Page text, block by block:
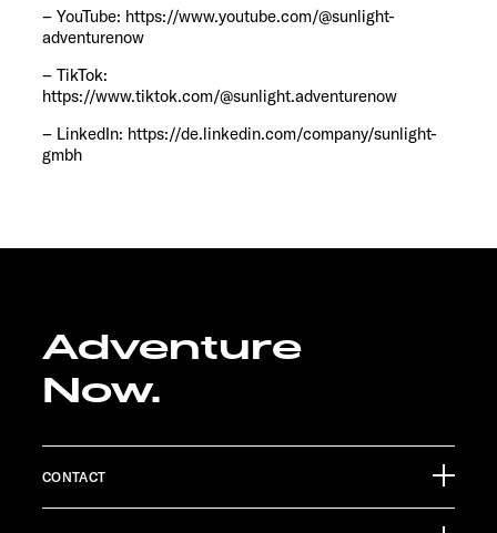
– YouTube: https://www.youtube.com/@sunlight-
adventurenow
– TikTok:
https://www.tiktok.com/@sunlight.adventurenow
– LinkedIn: https://de.linkedin.com/company/sunlight-
gmbh
Adventure
Now.
CONTACT